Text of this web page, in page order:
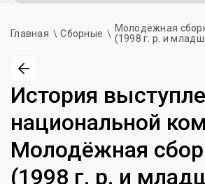
Главная Сборные
Молодёжная
(1998 г. р. и
История
национальной
Молодёжная
(1998 г. р. и